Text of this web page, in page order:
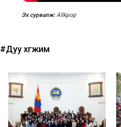
Эх сурвалж:Allkpop
#Дуу хөгжим